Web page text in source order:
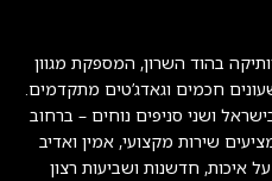
בהוד השרון, המספקת מגוון
חכמים וגאדג’טים מתקדמים.
ושני סניפים נוחים – ברחוב
הבנים 15 – אנו מציעים שירות מקצועי, אמין ואדיב
איכות, חדשנות ושביעות רצון